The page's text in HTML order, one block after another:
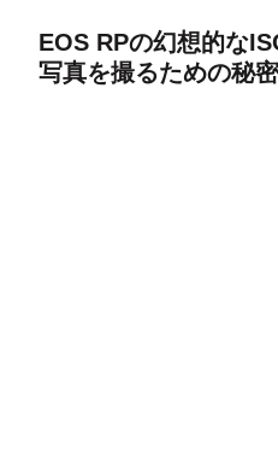
EOS RPの幻想的な
写真を撮るための秘密